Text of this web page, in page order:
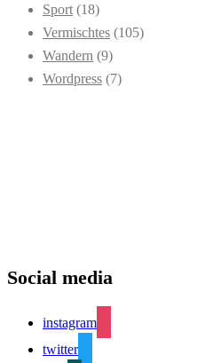
Sport (18)
Vermischtes (105)
Wandern (9)
Wordpress (7)
Social media
instagram
twitter